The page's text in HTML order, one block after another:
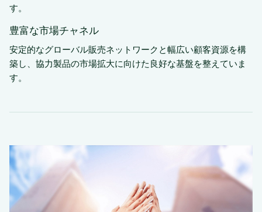
す。
豊富な市場チャネル
安定的なグローバル販売ネットワークと幅広い顧客資源を構
築し、協力製品の市場拡大に向けた良好な基盤を整えていま
す。